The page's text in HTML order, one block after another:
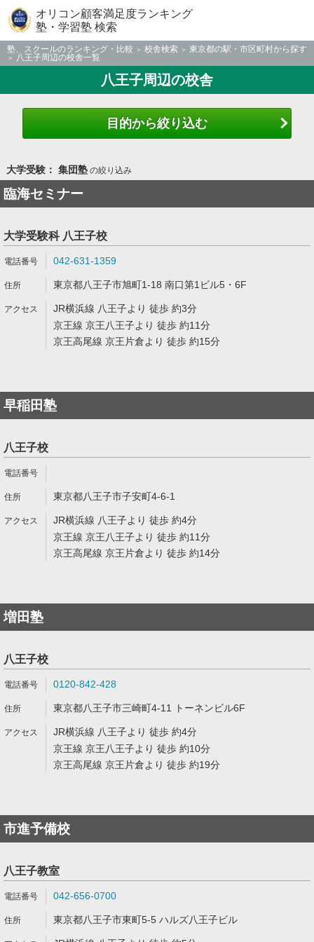
オリコン顧客満足度ランキング
塾・学習塾 検索
塾、スクールのランキング・比較 校舎検索
東京都の駅・市区町村から探す
八王子周辺の校舎一覧
八王子周辺の校舎
目的から絞り込む
大学受験： 集団塾の絞り込み
臨海セミナー
大学受験科 八王子校
042-631-1359
東京都八王子市旭町1-18 南口第1ビル5・6F
JR横浜線 八王子より 徒歩 約3分
京王線 京王八王子より 徒歩 約11分
京王高尾線 京王片倉より 徒歩 約15分
早稲田塾
八王子校
東京都八王子市子安町4-6-1
JR横浜線 八王子より 徒歩 約4分
京王線 京王八王子より 徒歩 約11分
京王高尾線 京王片倉より 徒歩 約14分
増田塾
八王子校
0120-842-428
東京都八王子市三崎町4-11 トーネンビル6F
JR横浜線 八王子より 徒歩 約4分
京王線 京王八王子より 徒歩 約10分
京王高尾線 京王片倉より 徒歩 約19分
市進予備校
八王子教室
042-656-0700
東京都八王子市東町5-5 ハルズ八王子ビル